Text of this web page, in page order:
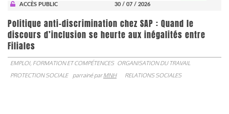
ACCÈS PUBLIC
30 / 07 / 2026
Politique anti-discrimination chez SAP : Quand le
discours d’inclusion se heurte aux inégalités entre
Filiales
EMPLOI, FORMATION ET COMPÉTENCES ORGANISATION DU TRAVAIL
PROTECTION SOCIALE
parrainé parMNH RELATIONS SOCIALES